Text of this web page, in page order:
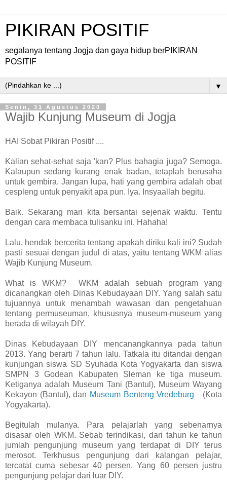
PIKIRAN POSITIF
segalanya tentang Jogja dan gaya hidup berPIKIRAN
POSITIF
▼
Senin, 31 Agustus 2020
Wajib Kunjung Museum di Jogja
HAI Sobat Pikiran Positif ....
Kalian sehat-sehat saja 'kan? Plus bahagia juga? Semoga.
Kalaupun sedang kurang enak badan, tetaplah berusaha
untuk gembira. Jangan lupa, hati yang gembira adalah obat
cespleng untuk penyakit apa pun. Iya. Insyaallah begitu.
Baik. Sekarang mari kita bersantai sejenak waktu. Tentu
dengan cara membaca tulisanku ini. Hahaha!
Lalu, hendak bercerita tentang apakah diriku kali ini? Sudah
pasti sesuai dengan judul di atas, yaitu tentang WKM alias
Wajib Kunjung Museum.
What is WKM? WKM adalah sebuah program yang
dicanangkan oleh Dinas Kebudayaan DIY. Yang salah satu
tujuannya untuk menambah wawasan dan pengetahuan
tentang permuseuman, khususnya museum-museum yang
berada di wilayah DIY.
Dinas Kebudayaan DIY mencanangkannya pada tahun
2013. Yang berarti 7 tahun lalu. Tatkala itu ditandai dengan
kunjungan siswa SD Syuhada Kota Yogyakarta dan siswa
SMPN 3 Godean Kabupaten Sleman ke tiga museum.
Ketiganya adalah Museum Tani (Bantul), Museum Wayang
Kekayon (Bantul), dan Museum Benteng Vredeburg
(Kota
Yogyakarta).
Begitulah mulanya. Para pelajarlah yang sebenarnya
disasar oleh WKM. Sebab terindikasi, dari tahun ke tahun
jumlah pengunjung museum yang terdapat di DIY terus
merosot. Terkhusus pengunjung dari kalangan pelajar,
tercatat cuma sebesar 40 persen. Yang 60 persen justru
pengunjung pelajar dari luar DIY.